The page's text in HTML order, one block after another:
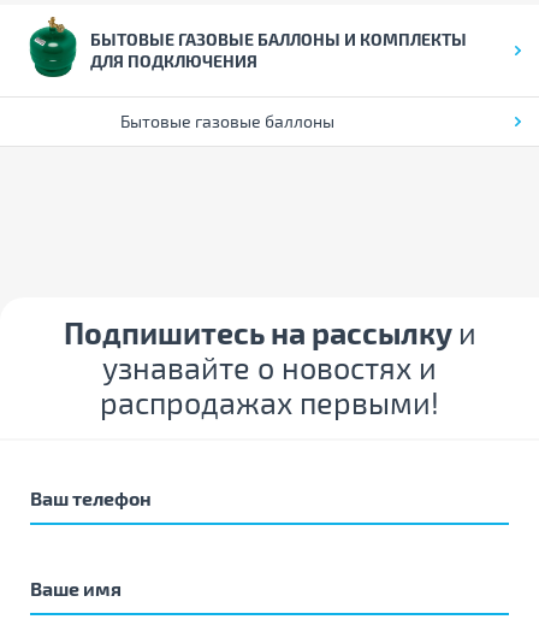
БЫТОВЫЕ ГАЗОВЫЕ БАЛЛОНЫ И КОМПЛЕКТЫ
ДЛЯ ПОДКЛЮЧЕНИЯ
Бытовые газовые баллоны
Подпишитесь на рассылку и
узнавайте о новостях и
распродажах первыми!